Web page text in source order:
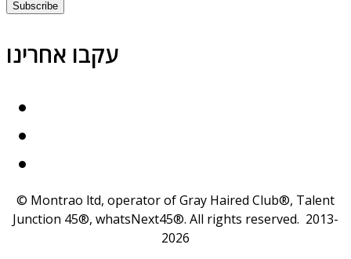
Subscribe
עקבו אחרינו
© Montrao ltd, operator of Gray Haired Club®, Talent
Junction 45®, whatsNext45®. All rights reserved. 2013-
2026